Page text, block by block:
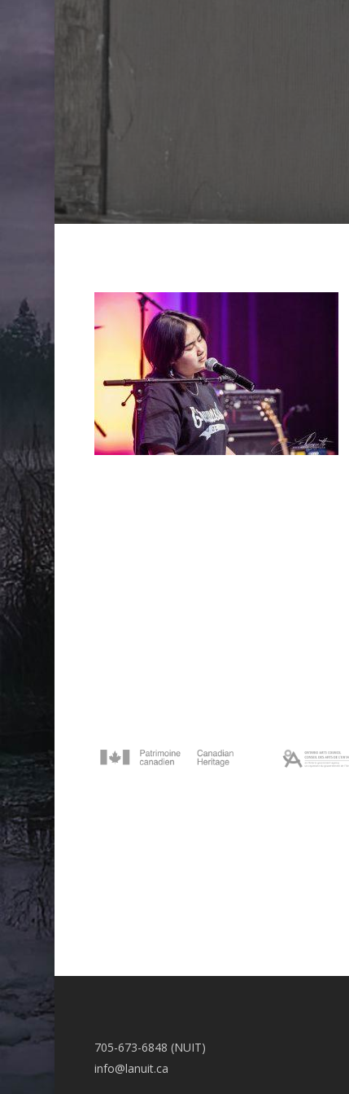
705-673-6848 (NUIT)
info@lanuit.ca